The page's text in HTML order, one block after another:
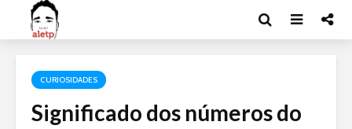
CURIOSIDADES
Significado dos números do